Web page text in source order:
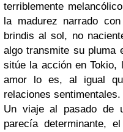
terriblemente
la madurez narrado
brindis al sol, no
algo transmite su pluma
sitúe la acción en Tokio,
amor lo es, al igual
relaciones sentimentales.
Un viaje al pasado de
parecía determinante,